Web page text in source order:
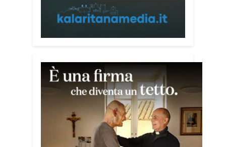
impegnato nel sostegno alle persone
più vulnerabili. «L’idea di realizzare il
soprattutto le persone più fragili: anziani,
malati e persone socialmente isolate,
che spesso vengono lasciate sole e
senza strumenti per difendersi. La mia
esperienza personale e il contatto
diretto con chi vive situazioni di
vulnerabilità mi hanno spinto a creare